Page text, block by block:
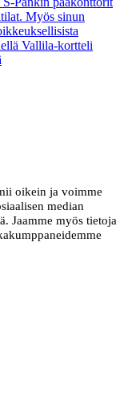
Myös sinun
Vallila-kortteli
oikein ja voimme
median
Jaamme myös tietoja